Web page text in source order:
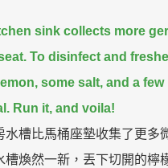
sink collects more
To disinfect and
some salt, and a
Run it, and voila!
水槽比馬桶座墊收集了更多
槽煥然一新，丟下切開的檸